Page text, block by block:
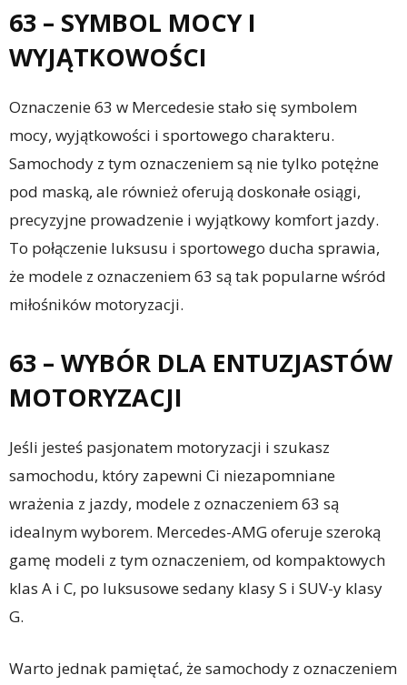
63 – SYMBOL MOCY I
WYJĄTKOWOŚCI
Oznaczenie 63 w Mercedesie stało się symbolem
mocy, wyjątkowości i sportowego charakteru.
Samochody z tym oznaczeniem są nie tylko potężne
pod maską, ale również oferują doskonałe osiągi,
precyzyjne prowadzenie i wyjątkowy komfort jazdy.
To połączenie luksusu i sportowego ducha sprawia,
że modele z oznaczeniem 63 są tak popularne wśród
miłośników motoryzacji.
63 – WYBÓR DLA ENTUZJASTÓW
MOTORYZACJI
Jeśli jesteś pasjonatem motoryzacji i szukasz
samochodu, który zapewni Ci niezapomniane
wrażenia z jazdy, modele z oznaczeniem 63 są
idealnym wyborem. Mercedes-AMG oferuje szeroką
gamę modeli z tym oznaczeniem, od kompaktowych
klas A i C, po luksusowe sedany klasy S i SUV-y klasy
G.
Warto jednak pamiętać, że samochody z oznaczeniem